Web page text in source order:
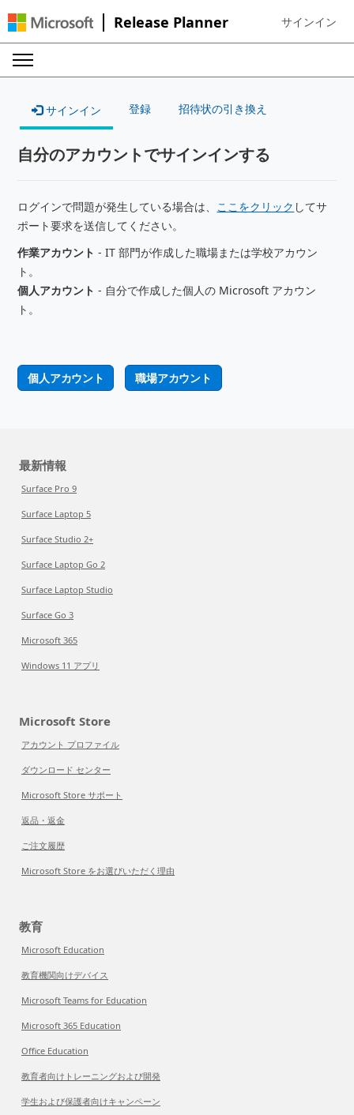
Release Planner Sign in to
サインイン
サインイン 登録 招待状の引き換え
自分のアカウントでサインインする
ログインで問題が発生している場合は、 ここをクリック してサ
ポート要求を送信してください。
作業アカウント - IT 部門が作成した職場または学校アカウン
ト。
個人アカウント - 自分で作成した個人の Microsoft アカウン
ト。
個人アカウント 職場アカウント
最新情報
Surface Pro 9
Surface Laptop 5
Surface Studio 2+
Surface Laptop Go 2
Surface Laptop Studio
Surface Go 3
Microsoft 365
Windows 11 アプリ
Microsoft Store
アカウント プロファイル
ダウンロード センター
Microsoft Store サポート
返品・返金
ご注文履歴
Microsoft Store をお選びいただく理由
教育
Microsoft Education
教育機関向けデバイス
Microsoft Teams for Education
Microsoft 365 Education
Office Education
教育者向けトレーニングおよび開発
学生および保護者向けキャンペーン